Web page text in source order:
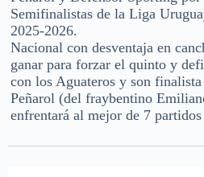
Semifinalistas de la Liga
2025-2026.
Nacional con desventaja en
ganar para forzar el quinto y
con los Aguateros y son
Peñarol (del fraybentino
enfrentará al mejor de 7